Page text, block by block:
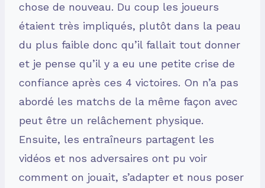
chose de nouveau. Du coup les joueurs
étaient très impliqués, plutôt dans la peau
du plus faible donc qu’il fallait tout donner
et je pense qu’il y a eu une petite crise de
confiance après ces 4 victoires. On n’a pas
abordé les matchs de la même façon avec
peut être un relâchement physique.
Ensuite, les entraîneurs partagent les
vidéos et nos adversaires ont pu voir
comment on jouait, s’adapter et nous poser